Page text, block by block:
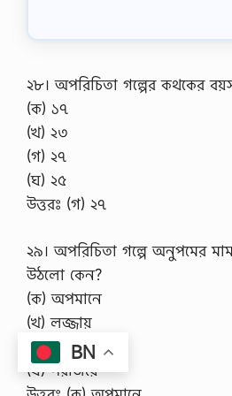
২৮। অপরিচিতা গল্পের কথকের
(ক) ১৭
(খ) ২৩
(গ) ২৭
(ঘ) ২৫
উত্তরঃ (গ) ২৭
২৯। অপরিচিতা গল্পে অনুপমের
উঠলো কেন?
(ক) অপমানে
(খ) লজ্জায়
(গ) রাগে
(ঘ) পরাজয়ে
BN